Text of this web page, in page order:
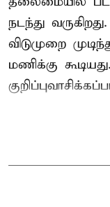
நடந்து
விடுமுறை
மணிக்கு